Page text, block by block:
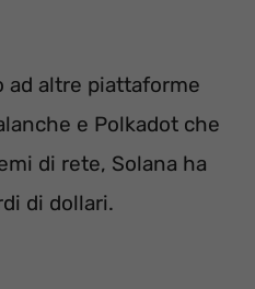
altre piattaforme
e Polkadot che
di rete, Solana ha
di dollari.